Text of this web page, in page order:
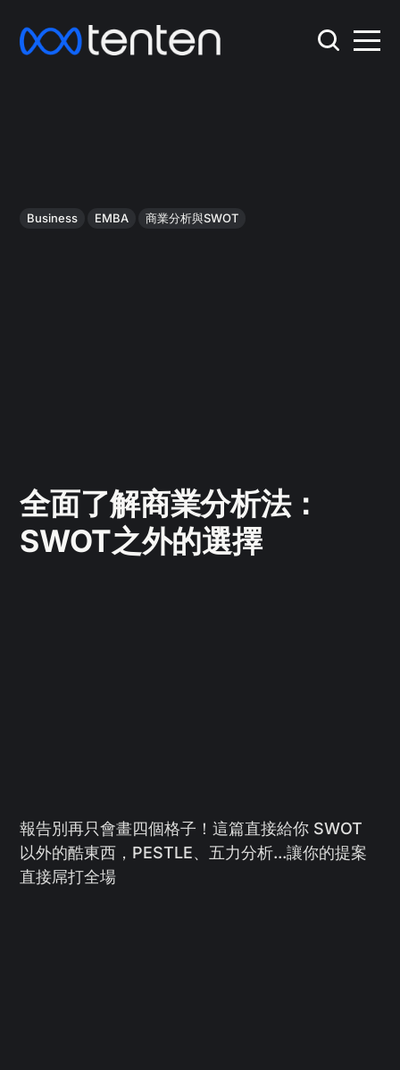
Business EMBA 商業分析與SWOT
全面了解商業分析法：
SWOT之外的選擇
報告別再只會畫四個格子！這篇直接給你 SWOT
以外的酷東西，PESTLE、五力分析...讓你的提案
直接屌打全場